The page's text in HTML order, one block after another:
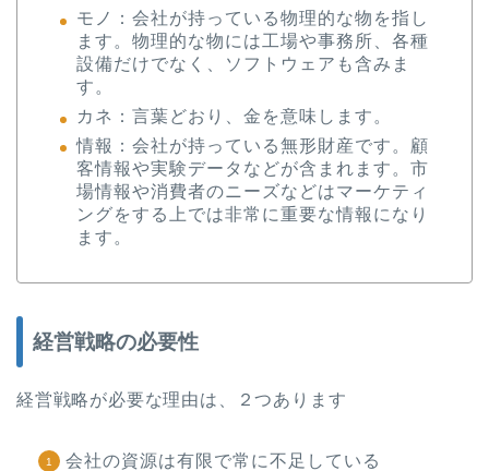
モノ：会社が持っている物理的な物を指し
ます。物理的な物には工場や事務所、各種
設備だけでなく、ソフトウェアも含みま
す。
カネ：言葉どおり、金を意味します。
情報：会社が持っている無形財産です。顧
客情報や実験データなどが含まれます。市
場情報や消費者のニーズなどはマーケティ
ングをする上では非常に重要な情報になり
ます。
経営戦略の必要性
経営戦略が必要な理由は、２つあります
会社の資源は有限で常に不足している